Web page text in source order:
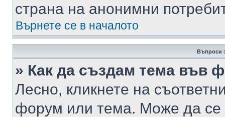
страна на анонимни
Върнете се в началото
Въпроси
» Как да създам тема във
Лесно, кликнете на
форум или тема. Може да се